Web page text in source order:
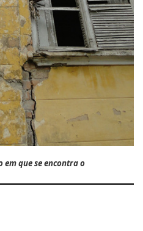
em que se encontra o